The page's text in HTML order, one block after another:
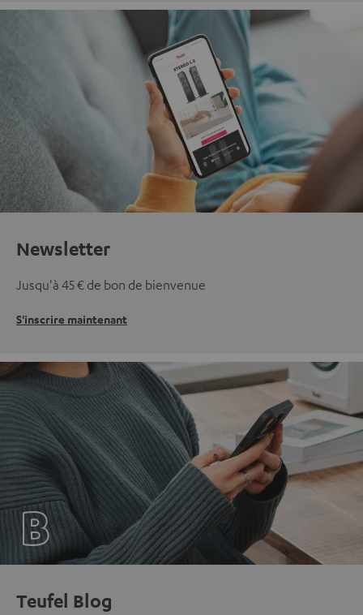
Newsletter
Jusqu'à 45 € de bon de bienvenue
S'inscrire maintenant
Teufel Blog